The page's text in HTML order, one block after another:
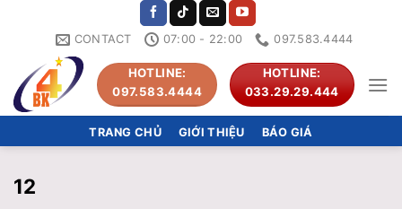
CONTACT 07:00 - 22:00 097.583.4444
HOTLINE:
097.583.4444
HOTLINE:
033.29.29.444
TRANG CHỦ GIỚI THIỆU BÁO GIÁ
12